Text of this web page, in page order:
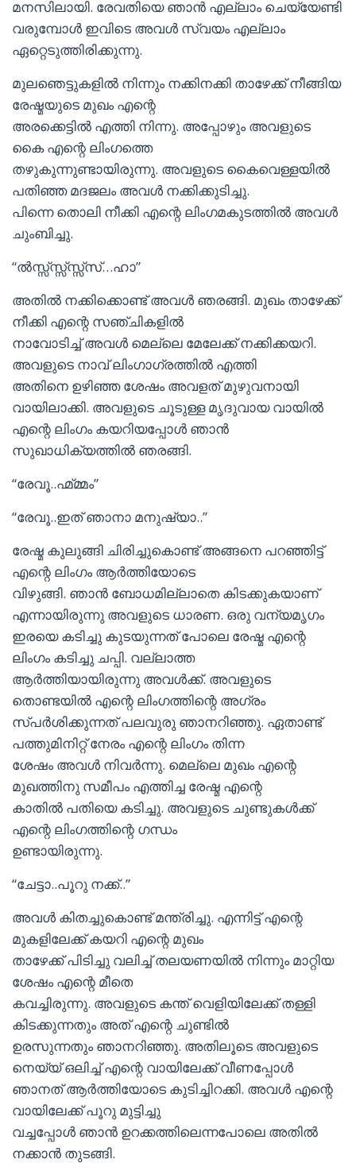
മനസിലായി. രേവതിയെ ഞാന്‍ എല്ലാം ചെയ്യേണ്ടി
വരുമ്പോള്‍ ഇവിടെ അവള്‍ സ്വയം എല്ലാം
ഏറ്റെടുത്തിരിക്കുന്നു.
മുലഞെട്ടുകളില്‍ നിന്നും നക്കിനക്കി താഴേക്ക് നീങ്ങിയ
രേഷ്മയുടെ മുഖം എന്റെ
അരക്കെട്ടില്‍ എത്തി നിന്നു. അപ്പോഴും അവളുടെ
കൈ എന്റെ ലിംഗത്തെ
തഴുകുന്നുണ്ടായിരുന്നു. അവളുടെ കൈവെള്ളയില്‍
പതിഞ്ഞ മദജലം അവള്‍ നക്കിക്കുടിച്ചു.
പിന്നെ തൊലി നീക്കി എന്റെ ലിംഗമകുടത്തില്‍ അവള്‍
ചുംബിച്ചു.
“ല്‍സ്സ്സ്സ്സ്സ്സ്…ഹാ”
അതില്‍ നക്കിക്കൊണ്ട് അവള്‍ ഞരങ്ങി. മുഖം താഴേക്ക്
നീക്കി എന്റെ സഞ്ചികളില്‍
നാവോടിച്ച് അവള്‍ മെല്ലെ മേലേക്ക് നക്കിക്കയറി.
അവളുടെ നാവ് ലിംഗാഗ്രത്തില്‍ എത്തി
അതിനെ ഉഴിഞ്ഞ ശേഷം അവളത് മുഴുവനായി
വായിലാക്കി. അവളുടെ ചൂടുള്ള മൃദുവായ വായില്‍
എന്റെ ലിംഗം കയറിയപ്പോള്‍ ഞാന്‍
സുഖാധിക്യത്തില്‍ ഞരങ്ങി.
“രേവൂ..ഹ്മ്മ്മം”
“രേവൂ..ഇത് ഞാനാ മനുഷ്യാ..”
രേഷ്മ കുലുങ്ങി ചിരിച്ചുകൊണ്ട് അങ്ങനെ പറഞ്ഞിട്ട്
എന്റെ ലിംഗം ആര്‍ത്തിയോടെ
വിഴുങ്ങി. ഞാന്‍ ബോധമില്ലാതെ കിടക്കുകയാണ്
എന്നായിരുന്നു അവളുടെ ധാരണ. ഒരു വന്യമൃഗം
ഇരയെ കടിച്ചു കുടയുന്നത് പോലെ രേഷ്മ എന്റെ
ലിംഗം കടിച്ചു ചപ്പി. വല്ലാത്ത
ആര്‍ത്തിയായിരുന്നു അവള്‍ക്ക്. അവളുടെ
തൊണ്ടയില്‍ എന്റെ ലിംഗത്തിന്റെ അഗ്രം
സ്പര്‍ശിക്കുന്നത് പലവുരു ഞാനറിഞ്ഞു. ഏതാണ്ട്
പത്തുമിനിറ്റ് നേരം എന്റെ ലിംഗം തിന്ന
ശേഷം അവള്‍ നിവര്‍ന്നു. മെല്ലെ മുഖം എന്റെ
മുഖത്തിനു സമീപം എത്തിച്ച രേഷ്മ എന്റെ
കാതില്‍ പതിയെ കടിച്ചു. അവളുടെ ചുണ്ടുകള്‍ക്ക്
എന്റെ ലിംഗത്തിന്റെ ഗന്ധം
ഉണ്ടായിരുന്നു.
“ചേട്ടാ..പൂറു നക്ക്..”
അവള്‍ കിതച്ചുകൊണ്ട് മന്ത്രിച്ചു. എന്നിട്ട് എന്റെ
മുകളിലേക്ക് കയറി എന്റെ മുഖം
താഴേക്ക് പിടിച്ചു വലിച്ച് തലയണയില്‍ നിന്നും മാറ്റിയ
ശേഷം എന്റെ മീതെ
കവച്ചിരുന്നു. അവളുടെ കന്ത് വെളിയിലേക്ക് തള്ളി
കിടക്കുന്നതും അത് എന്റെ ചുണ്ടില്‍
ഉരസുന്നതും ഞാനറിഞ്ഞു. അതിലൂടെ അവളുടെ
നെയ്യ് ഒലിച്ച് എന്റെ വായിലേക്ക് വീണപ്പോള്‍
ഞാനത് ആര്‍ത്തിയോടെ കുടിച്ചിറക്കി. അവള്‍ എന്റെ
വായിലേക്ക് പൂറു മുട്ടിച്ചു
വച്ചപ്പോള്‍ ഞാന്‍ ഉറക്കത്തിലെന്നപോലെ അതില്‍
നക്കാന്‍ തുടങ്ങി.